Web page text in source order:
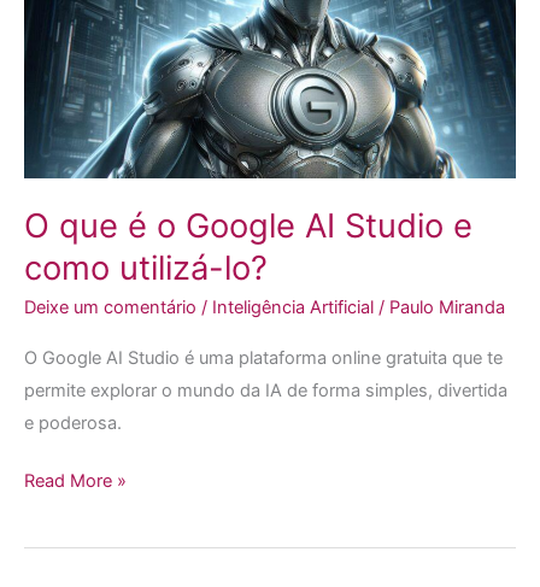
O que é o Google AI Studio e
como utilizá-lo?
Deixe um comentário / Inteligência Artificial / Paulo Miranda
O Google AI Studio é uma plataforma online gratuita que te
permite explorar o mundo da IA de forma simples, divertida
e poderosa.
Google
Studio
como
lo?
Read More »